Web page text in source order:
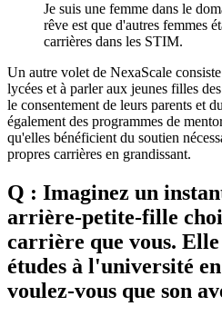
Je suis une femme dans le
rêve est que d'autres femmes
carrières dans les STIM.
Un autre volet de NexaScale
lycées et à parler aux jeunes filles
le consentement de leurs parents et
également des programmes de
qu'elles bénéficient du soutien
propres carrières en grandissant.
Q : Imaginez un
arrière-petite-fille
carrière que vous.
études à l'université
voulez-vous que son